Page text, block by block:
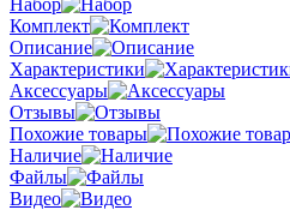
Комплект
Описание
Характеристики
Аксессуары
Отзывы
Похожие товары
Наличие
Файлы
Видео